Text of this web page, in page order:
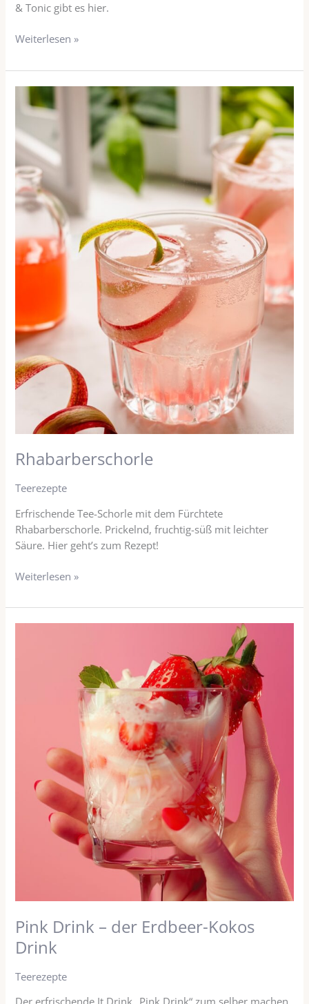
& Tonic gibt es hier.
Weiterlesen »
Rhabarberschorle
Teerezepte
Erfrischende Tee-Schorle mit dem Fürchtete
Rhabarberschorle. Prickelnd, fruchtig-süß mit leichter
Säure. Hier geht’s zum Rezept!
Rhabarberschorle
Weiterlesen »
Pink Drink – der Erdbeer-Kokos
Drink
Teerezepte